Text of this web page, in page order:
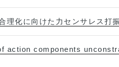
理化に向けた力センサレス打
action components